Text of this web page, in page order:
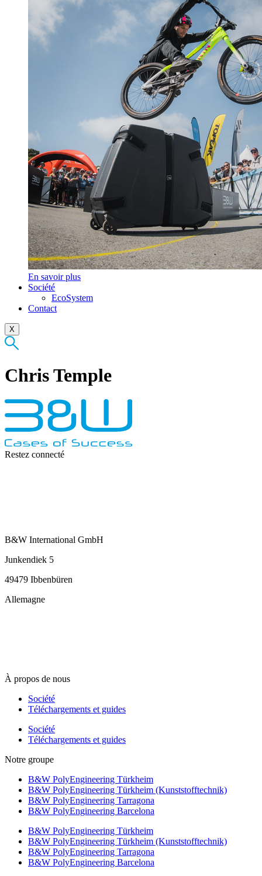
En savoir plus
Société
EcoSystem
Contact
X
Chris Temple
Restez connecté
B&W International GmbH
Junkendiek 5
49479 Ibbenbüren
Allemagne
À propos de nous
Société
Téléchargements et guides
Société
Téléchargements et guides
Notre groupe
B&W PolyEngineering Türkheim
B&W PolyEngineering Türkheim (Kunststofftechnik)
B&W PolyEngineering Tarragona
B&W PolyEngineering Barcelona
B&W PolyEngineering Türkheim
B&W PolyEngineering Türkheim (Kunststofftechnik)
B&W PolyEngineering Tarragona
B&W PolyEngineering Barcelona